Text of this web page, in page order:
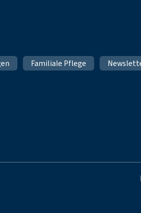
Familiale Pflege